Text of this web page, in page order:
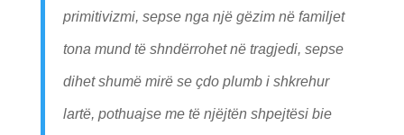
primitivizmi, sepse nga një gëzim në familjet
tona mund të shndërrohet në tragjedi, sepse
dihet shumë mirë se çdo plumb i shkrehur
lartë, pothuajse me të njëjtën shpejtësi bie